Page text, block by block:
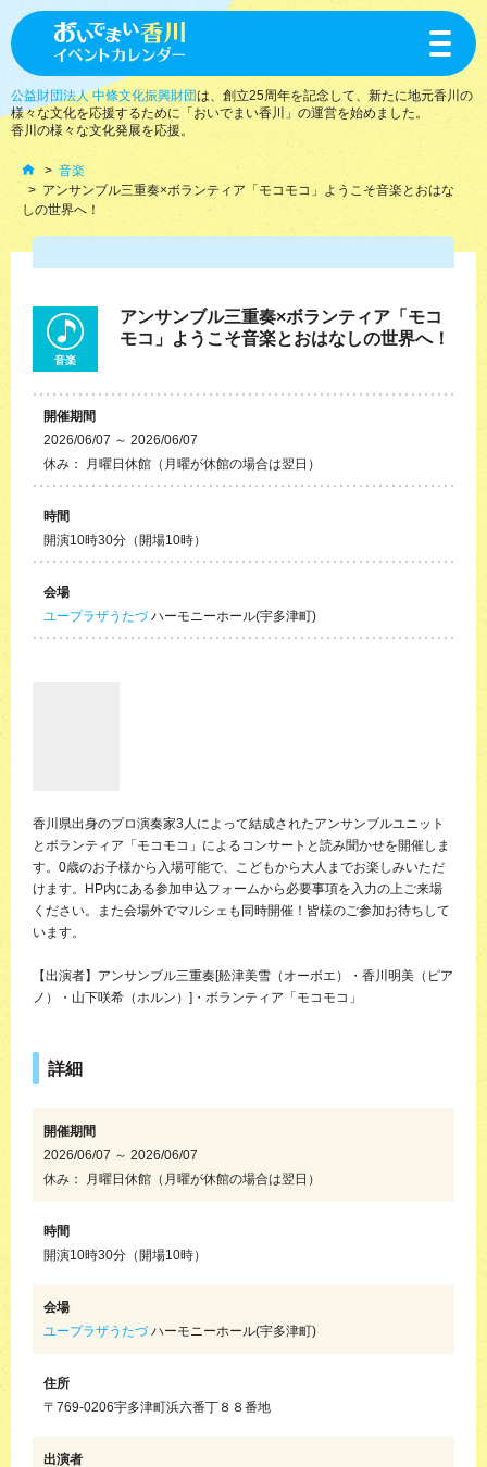
toggle
公益財団法人 中條文化振興財団は、創立25周年を記念して、新たに地元香川の
様々な文化を応援するために「おいでまい香川」の運営を始めました。
香川の様々な文化発展を応援。
音楽
アンサンブル三重奏×ボランティア「モコモコ」ようこそ音楽とおはな
しの世界へ！
音楽
アンサンブル三重奏×ボランティア「モコ
モコ」ようこそ音楽とおはなしの世界へ！
開催期間
2026/06/07 ～ 2026/06/07
休み： 月曜日休館（月曜が休館の場合は翌日）
時間
開演10時30分（開場10時）
会場
ユープラザうたづハーモニーホール(宇多津町)
香川県出身のプロ演奏家3人によって結成されたアンサンブルユニット
とボランティア「モコモコ」によるコンサートと読み聞かせを開催しま
す。0歳のお子様から入場可能で、こどもから大人までお楽しみいただ
けます。HP内にある参加申込フォームから必要事項を入力の上ご来場
ください。また会場外でマルシェも同時開催！皆様のご参加お待ちして
います。
【出演者】アンサンブル三重奏[舩津美雪（オーボエ）・香川明美（ピア
ノ）・山下咲希（ホルン）]・ボランティア「モコモコ」
詳細
開催期間
2026/06/07 ～ 2026/06/07
休み： 月曜日休館（月曜が休館の場合は翌日）
時間
開演10時30分（開場10時）
会場
ユープラザうたづハーモニーホール(宇多津町)
住所
〒769-0206宇多津町浜六番丁８８番地
出演者